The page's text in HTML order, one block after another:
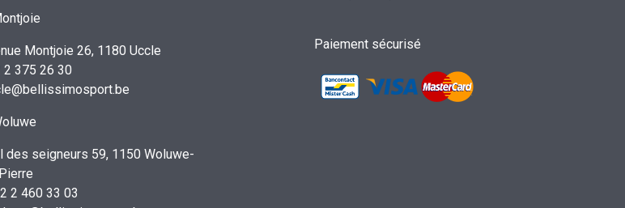
Paiement sécurisé
Montjoie 26, 1180 Uccle
2 375 26 30
des seigneurs 59, 1150 Woluwe-
2 460 33 03